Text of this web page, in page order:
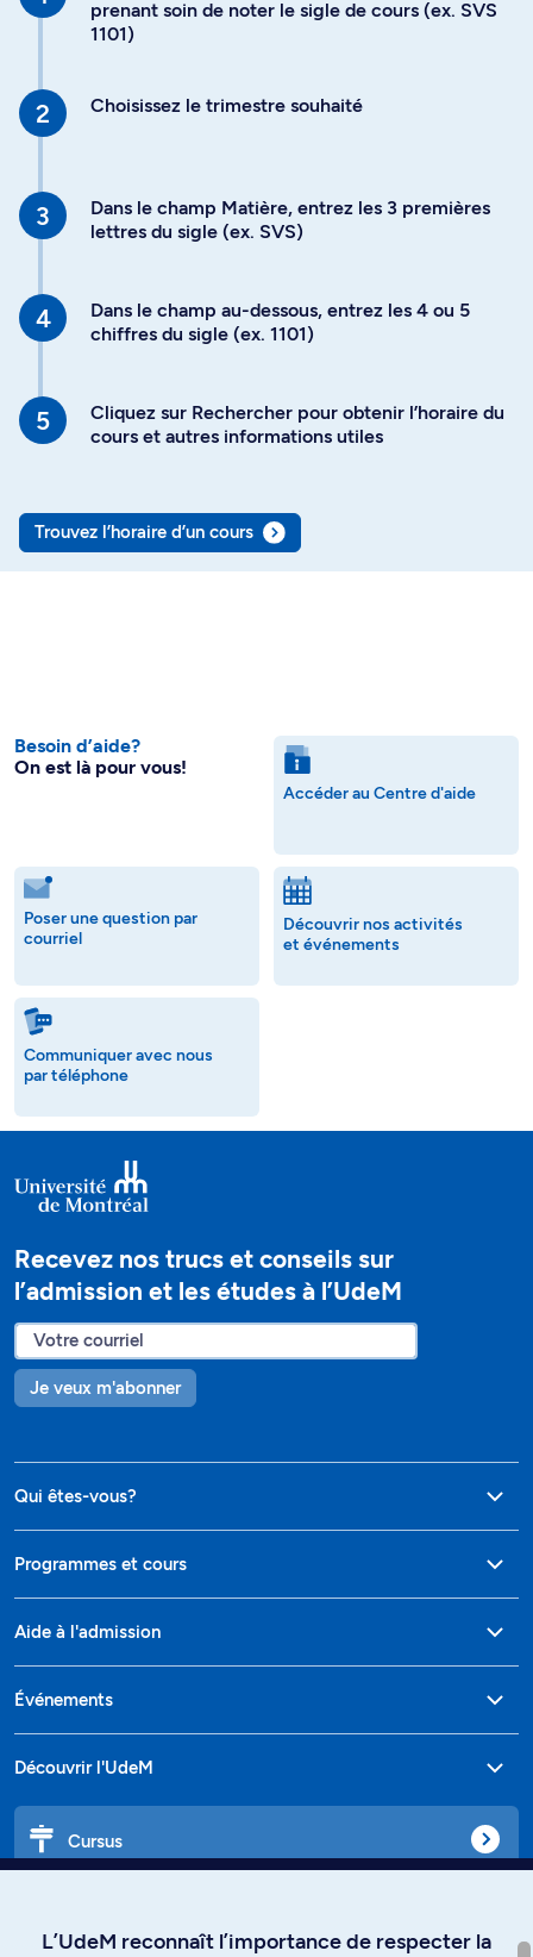
prenant soin de noter le sigle de cours (ex. SVS
1101)
Choisissez le trimestre souhaité
Dans le champ Matière, entrez les 3 premières
lettres du sigle (ex. SVS)
Dans le champ au-dessous, entrez les 4 ou 5
chiffres du sigle (ex. 1101)
Cliquez sur Rechercher pour obtenir l’horaire du
cours et autres informations utiles
Trouvez l’horaire d’un cours
Besoin d’aide?
On est là pour vous!
Accéder au Centre d'aide
Poser une question par
courriel
Découvrir nos activités
et événements
Communiquer avec nous
par téléphone
Recevez nos trucs et conseils sur
l’admission et les études à l’UdeM
Je veux m'abonner
Qui êtes-vous?
Programmes et cours
Aide à l'admission
Événements
Découvrir l'UdeM
Cursus
L’UdeM reconnaît l’importance de respecter la